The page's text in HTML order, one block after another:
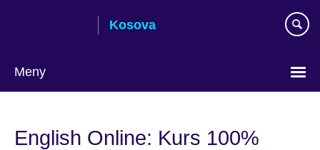
Kosova
Meny
language
English Online: Kurs 100%